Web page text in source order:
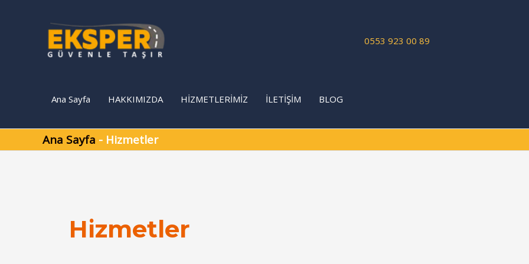
0553 923 00 89
Ana Sayfa HAKKIMIZDA HİZMETLERİMİZ İLETİŞİM BLOG
Ana Sayfa - Hizmetler
Hizmetler